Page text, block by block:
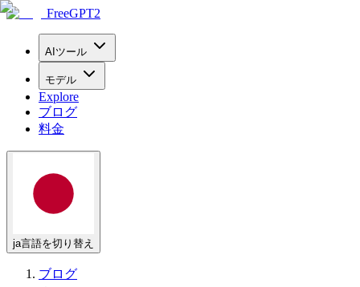
FreeGPT2
AIツール
モデル
Explore
ブログ
料金
ja言語を切り替え
ブログ